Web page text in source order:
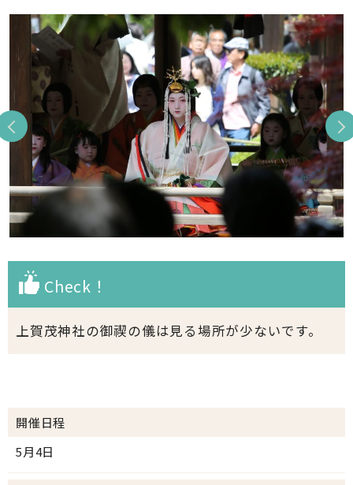
Check！
上賀茂神社の御禊の儀は見る場所が少ないです。
開催日程
5月4日